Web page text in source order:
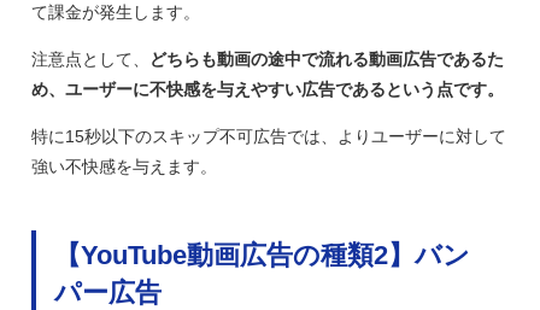
て課金が発生します。
注意点として、
どちらも動画の途中で流れる動画広告であるた
め、ユーザーに不快感を与えやすい広告であるという点です。
特に15秒以下のスキップ不可広告では、よりユーザーに対して
強い不快感を与えます。
【YouTube動画広告の種類2】バン
パー広告